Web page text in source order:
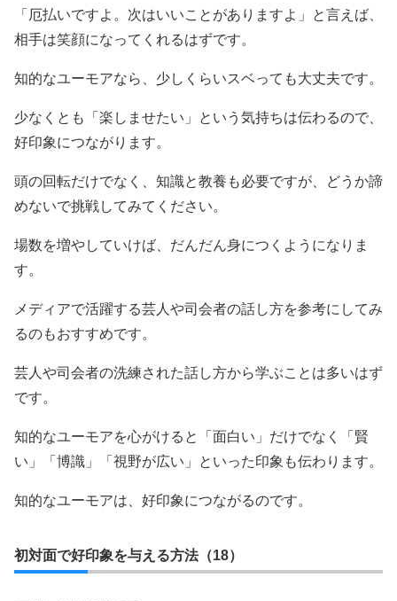
「厄払いですよ。次はいいことがありますよ」と言えば、
相手は笑顔になってくれるはずです。
知的なユーモアなら、少しくらいスベっても大丈夫です。
少なくとも「楽しませたい」という気持ちは伝わるので、
好印象につながります。
頭の回転だけでなく、知識と教養も必要ですが、どうか諦
めないで挑戦してみてください。
場数を増やしていけば、だんだん身につくようになりま
す。
メディアで活躍する芸人や司会者の話し方を参考にしてみ
るのもおすすめです。
芸人や司会者の洗練された話し方から学ぶことは多いはず
です。
知的なユーモアを心がけると「面白い」だけでなく「賢
い」「博識」「視野が広い」といった印象も伝わります。
知的なユーモアは、好印象につながるのです。
初対面で好印象を与える方法（18）